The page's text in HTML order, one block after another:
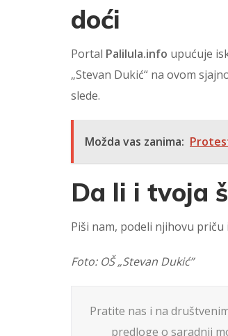
doći
Portal Palilula.info upućuje
„Stevan Dukić“ na ovom
slede.
Možda vas zanima:
Da li i tvoja
Piši nam, podeli njihovu
Foto: OŠ „Stevan Dukić”
Pratite nas i na
predloge o saradnji